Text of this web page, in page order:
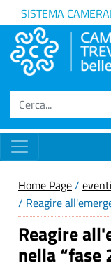
SISTEMA
Home Page/
/ Reagire
Reagire
nella “fase